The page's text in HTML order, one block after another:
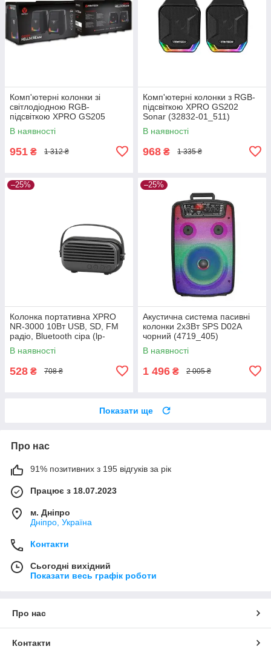
Комп'ютерні колонки зі
світлодіодною RGB-
підсвіткою XPRO GS205
Hellscream (32834-01_497)
В наявності
951 ₴ 1 312 ₴
Комп'ютерні колонки з RGB-
підсвіткою XPRO GS202
Sonar (32832-01_511)
В наявності
968 ₴ 1 335 ₴
–25%
Колонка портативна XPRO
NR-3000 10Вт USB, SD, FM
радіо, Bluetooth сіра (lp-
88785)
В наявності
528 ₴ 708 ₴
–25%
Акустична система пасивні
колонки 2х3Вт SPS D02A
чорний (4719_405)
В наявності
1 496 ₴ 2 005 ₴
Показати ще
Про нас
91% позитивних з 195 відгуків за рік
Працює з 18.07.2023
м. Дніпро
Дніпро, Україна
Контакти
Сьогодні вихідний
Показати весь графік роботи
Про нас
Контакти